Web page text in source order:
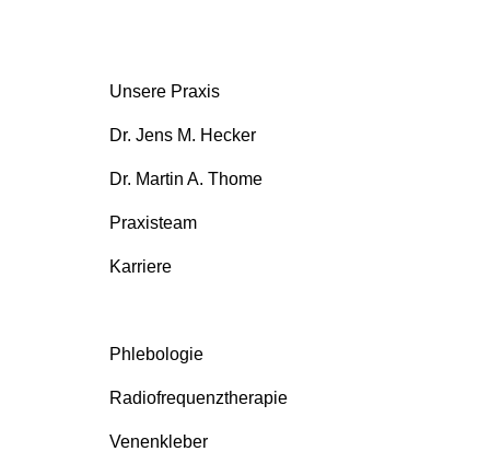
Unsere Praxis
Dr. Jens M. Hecker
Dr. Martin A. Thome
Praxisteam
Karriere
Phlebologie
Radiofrequenztherapie
Venenkleber